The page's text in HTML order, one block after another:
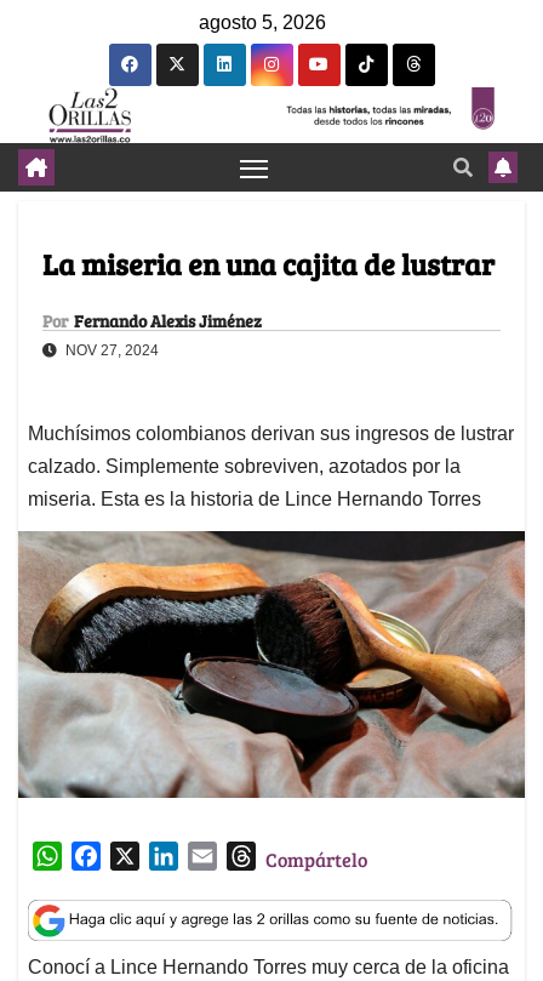
agosto 5, 2026
La miseria en una cajita de lustrar
Por Fernando Alexis Jiménez
NOV 27, 2024
Muchísimos colombianos derivan sus ingresos de lustrar
calzado. Simplemente sobreviven, azotados por la
miseria. Esta es la historia de Lince Hernando Torres
W
a
t
s
c
e
b
n
k
e
a
i
l
T
r
e
a
Compártelo
Conocí a Lince Hernando Torres muy cerca de la oficina